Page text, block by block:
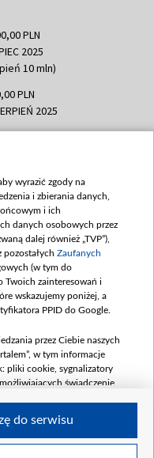
PLN
2025
10 mln)
PLN
2025
PLN
350
PLN
2025
PLN
2026 (wpłata
mln, 8
PLN
wyrazić zgody na
i zbierania danych,
i ich
danych osobowych przez
dalej również „TVP”),
pozostałych Zaufanych
(w tym do
Twoich zainteresowań i
wskazujemy poniżej, a
PPID do Google.
przez Ciebie naszych
w tym informacje
pliki cookie, sygnalizatory
świadczenie
przez Ciebie
do serwisu